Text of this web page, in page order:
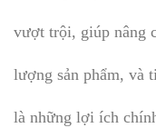
vượt trội, giúp nâng
lượng sản phẩm, và
là những lợi ích